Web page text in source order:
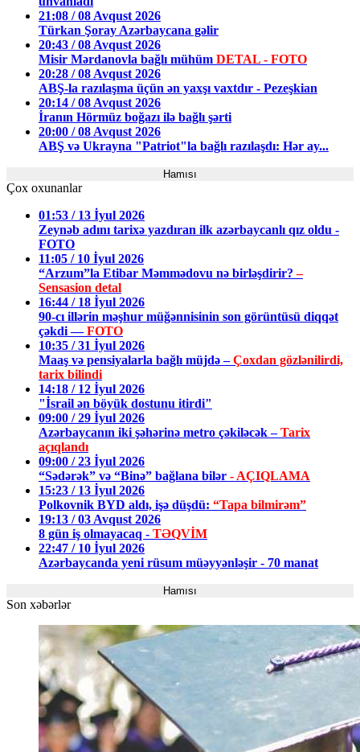
21:08 / 08 Avqust 2026
Türkan Şoray Azərbaycana gəlir
20:43 / 08 Avqust 2026
Misir Mərdanovla bağlı mühüm DETAL - FOTO
20:28 / 08 Avqust 2026
ABŞ-la razılaşma üçün ən yaxşı vaxtdır - Pezeşkian
20:14 / 08 Avqust 2026
İranın Hörmüz boğazı ilə bağlı şərti
20:00 / 08 Avqust 2026
ABŞ və Ukrayna "Patriot"la bağlı razılaşdı: Hər ay...
Hamısı
Çox oxunanlar
01:53 / 13 İyul 2026
Zeynəb adını tarixə yazdıran ilk azərbaycanlı qız oldu -
FOTO
11:05 / 10 İyul 2026
“Arzum”la Etibar Məmmədovu nə birləşdirir?–
Sensasion detal
16:44 / 18 İyul 2026
90-cı illərin məşhur müğənnisinin son görüntüsü diqqət
çəkdi —FOTO
10:35 / 31 İyul 2026
Maaş və pensiyalarla bağlı müjdə –Çoxdan gözlənilirdi,
tarix bilindi
14:18 / 12 İyul 2026
"İsrail ən böyük dostunu itirdi"
09:00 / 29 İyul 2026
Azərbaycanın iki şəhərinə metro çəkiləcək –Tarix
açıqlandı
09:00 / 23 İyul 2026
“Sədərək” və “Binə” bağlana bilər - AÇIQLAMA
15:23 / 13 İyul 2026
Polkovnik BYD aldı, işə düşdü: “Tapa bilmirəm”
19:13 / 03 Avqust 2026
8 gün iş olmayacaq - TƏQVİM
22:47 / 10 İyul 2026
Azərbaycanda yeni rüsum müəyyənləşir - 70 manat
Hamısı
Son xəbərlər